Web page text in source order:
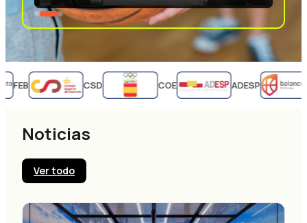
FEB CSD COE ADESP
Noticias
Ver todo